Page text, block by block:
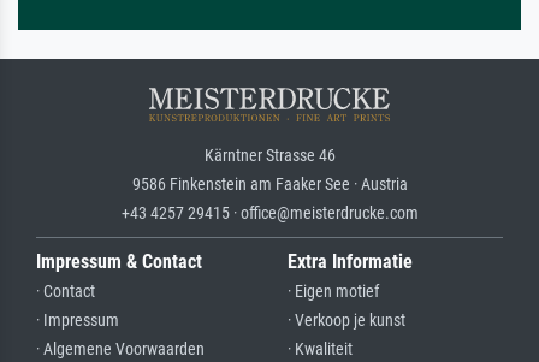
Kärntner Strasse 46
9586 Finkenstein am Faaker See · Austria
+43 4257 29415 · office@meisterdrucke.com
Impressum & Contact
· Contact
· Impressum
· Algemene Voorwaarden
Extra Informatie
· Eigen motief
· Verkoop je kunst
· Kwaliteit